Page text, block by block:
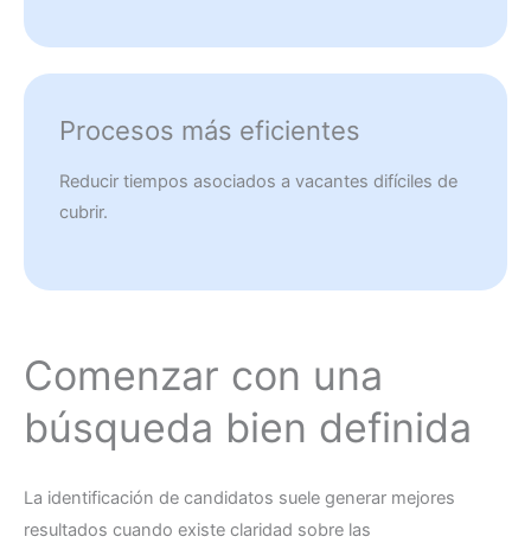
Procesos más eficientes
Reducir tiempos asociados a vacantes difíciles de
cubrir.
Comenzar con una
búsqueda bien definida
La identificación de candidatos suele generar mejores
resultados cuando existe claridad sobre las